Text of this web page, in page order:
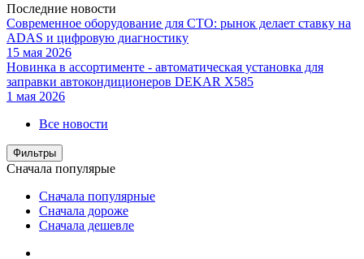
Последние новости
Современное оборудование для СТО: рынок делает ставку на
ADAS и цифровую диагностику
15 мая 2026
Новинка в ассортименте - автоматическая установка для
заправки автокондиционеров DEKAR X585
1 мая 2026
Все новости
Фильтры
Сначала популярые
Сначала популярные
Сначала дороже
Сначала дешевле